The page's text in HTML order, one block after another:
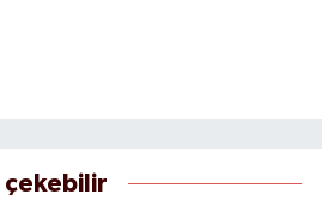
çekebilir